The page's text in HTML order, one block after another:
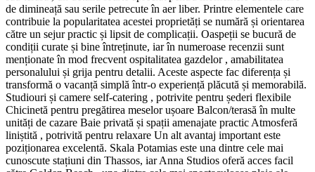
de dimineață sau serile petrecute în aer liber. Printre elementele care
contribuie la popularitatea acestei proprietăți se numără și orientarea
către un sejur practic și lipsit de complicații. Oaspeții se bucură de
condiții curate și bine întreținute, iar în numeroase recenzii sunt
menționate în mod frecvent ospitalitatea gazdelor , amabilitatea
personalului și grija pentru detalii. Aceste aspecte fac diferența și
transformă o vacanță simplă într-o experiență plăcută și memorabilă.
Studiouri și camere self-catering , potrivite pentru șederi flexibile
Chicinetă pentru pregătirea meselor ușoare Balcon/terasă în multe
unități de cazare Baie privată și spații amenajate practic Atmosferă
liniștită , potrivită pentru relaxare Un alt avantaj important este
poziționarea excelentă. Skala Potamias este una dintre cele mai
cunoscute stațiuni din Thassos, iar Anna Studios oferă acces facil